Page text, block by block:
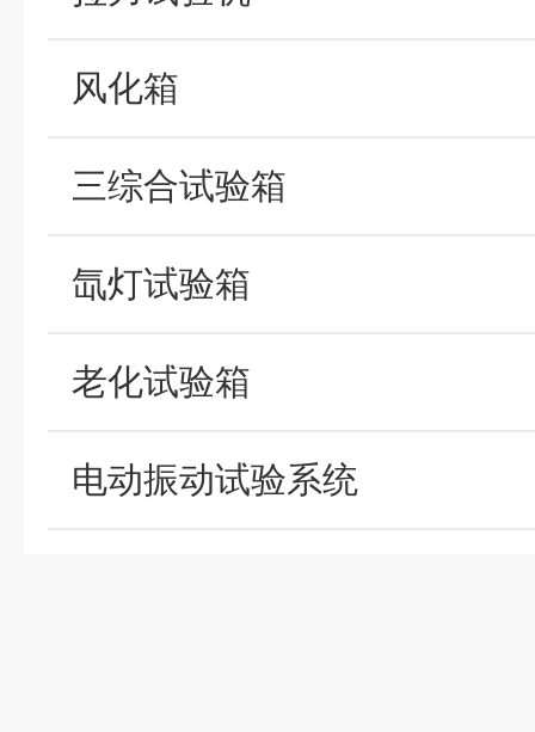
风化箱
三综合试验箱
氙灯试验箱
老化试验箱
电动振动试验系统